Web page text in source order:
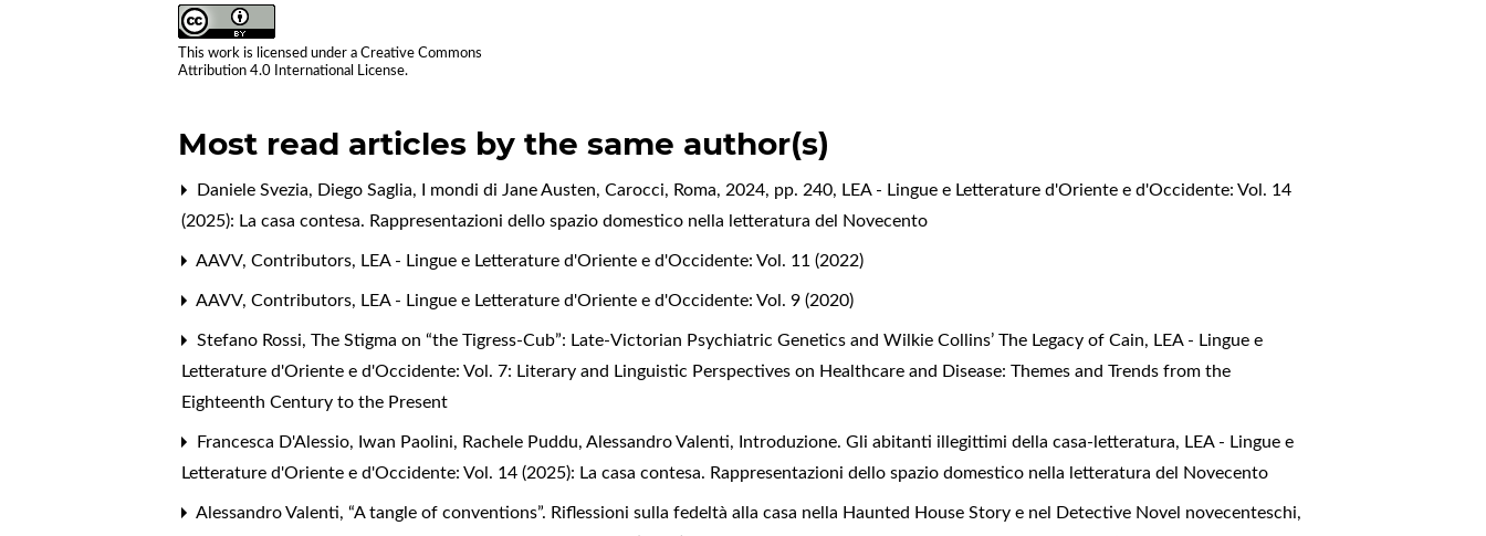
This work is licensed under aCreative Commons
Attribution 4.0 International License.
Most read articles by the same author(s)
Daniele Svezia, Diego Saglia, I mondi di Jane Austen, Carocci, Roma, 2024, pp. 240, LEA - Lingue e Letterature d'Oriente e d'Occidente: Vol. 14
(2025): La casa contesa. Rappresentazioni dello spazio domestico nella letteratura del Novecento
AAVV,Contributors, LEA - Lingue e Letterature d'Oriente e d'Occidente: Vol. 11 (2022)
AAVV,Contributors, LEA - Lingue e Letterature d'Oriente e d'Occidente: Vol. 9 (2020)
Stefano Rossi,The Stigma on “the Tigress-Cub”: Late-Victorian Psychiatric Genetics and Wilkie Collins’ The Legacy of Cain, LEA - Lingue e
Letterature d'Oriente e d'Occidente: Vol. 7: Literary and Linguistic Perspectives on Healthcare and Disease: Themes and Trends from the
Eighteenth Century to the Present
Francesca D'Alessio, Iwan Paolini, Rachele Puddu, Alessandro Valenti, Introduzione. Gli abitanti illegittimi della casa-letteratura, LEA - Lingue e
Letterature d'Oriente e d'Occidente: Vol. 14 (2025): La casa contesa. Rappresentazioni dello spazio domestico nella letteratura del Novecento
Alessandro Valenti,“A tangle of conventions”. Riflessioni sulla fedeltà alla casa nella Haunted House Story e nel Detective Novel novecenteschi,